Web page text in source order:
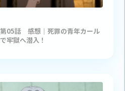
05話 感想｜死罪の青年カール
牢獄へ潜入！